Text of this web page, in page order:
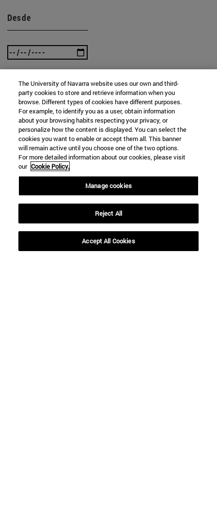
Desde
Hasta
BUSCAR
The University of Navarra website uses our own and third-
party cookies to store and retrieve information when you
browse. Different types of cookies have different purposes.
For example, to identify you as a user, obtain information
about your browsing habits respecting your privacy, or
personalize how the content is displayed. You can select the
cookies you want to enable or accept them all. This banner
will remain active until you choose one of the two options.
For more detailed information about our cookies, please visit
our Cookie Policy.
Manage cookies
Reject All
Accept All Cookies